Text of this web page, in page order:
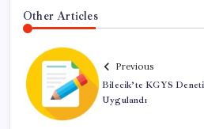
Other Articles
Previous
Bilecik’te KGYS
Uygulandı